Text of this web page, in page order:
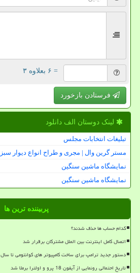
= ۶ بعلاوه ۳
فرستادن بازخورد
لینک دوستان الف دانلود
تبلیغات انتخابات مجلس
مستر گرین وال | مجری و طراح انواع دیوار سبز
نمایشگاه ماشین سنگین
نمایشگاه ماشین سنگین
پربیننده ترین ها
کدام حساب ها حذف شدند؟
اتصال کامل اینترنت بین الملل مشترکان برقرار شد
دستور جدید ترامپ برای ساخت کامپیوتر های کوانتومی تا سال 2028
تاریخ احتمالی رونمایی از آیفون 18 پرو و اولترا برملا شد